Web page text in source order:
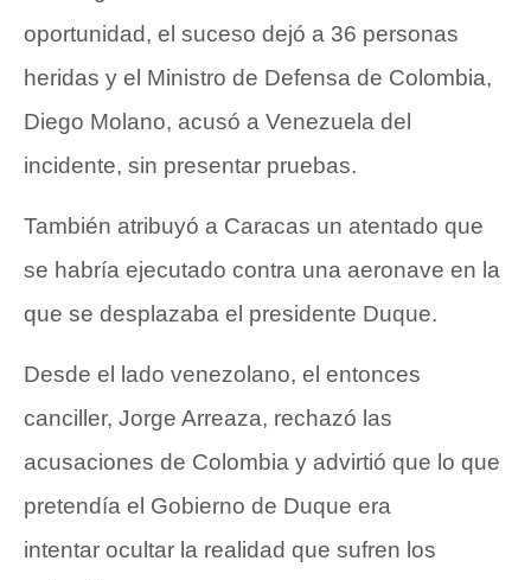
oportunidad, el suceso dejó a 36 personas
heridas y el Ministro de Defensa de Colombia,
Diego Molano, acusó a Venezuela del
incidente, sin presentar pruebas.
También atribuyó a Caracas un atentado que
se habría ejecutado contra una aeronave en la
que se desplazaba el presidente Duque.
Desde el lado venezolano, el entonces
canciller, Jorge Arreaza, rechazó las
acusaciones de Colombia y advirtió que lo que
pretendía el Gobierno de Duque era
intentar ocultar la realidad que sufren los